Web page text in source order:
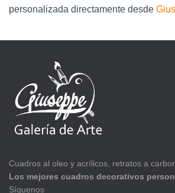
personalizada directamente desde
Cuadros al oleo y acrílicos, retratos a
Los mejores cuadros decorativos
Síguenos